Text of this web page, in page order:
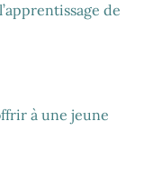
de
à une jeune